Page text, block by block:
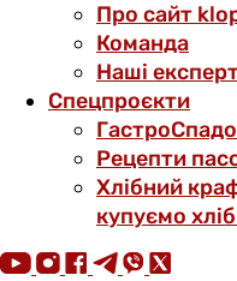
Про сайт
Команда
Наші
Спецпроєкти
Рецепти
Хлібний
купуємо